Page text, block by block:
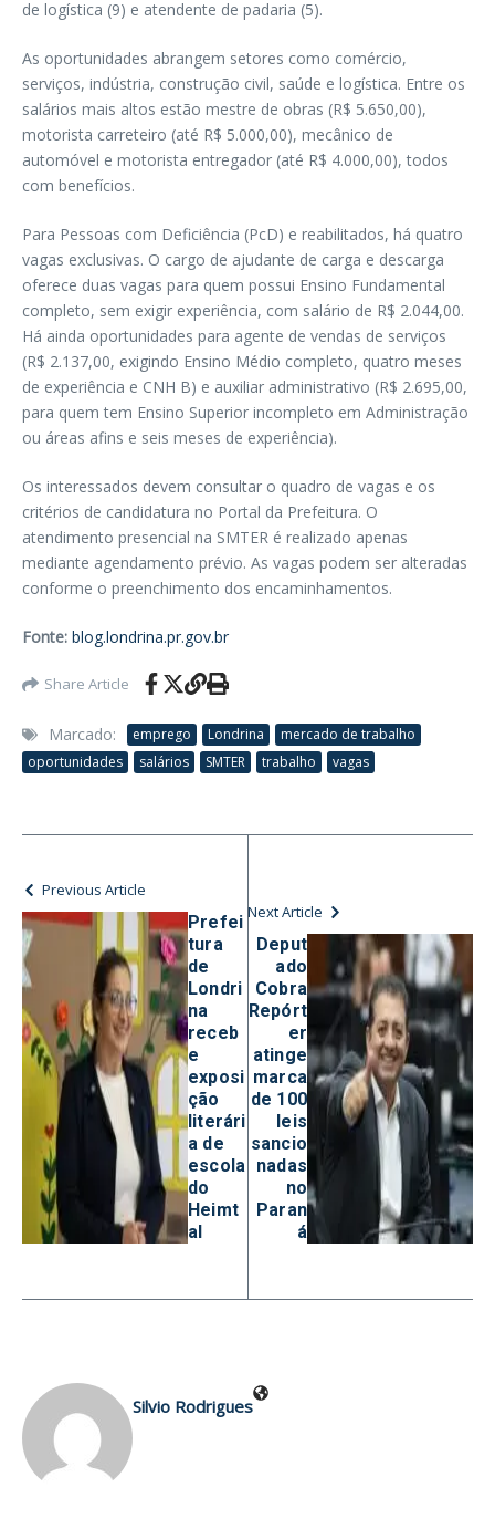
de logística (9) e atendente de padaria (5).
As oportunidades abrangem setores como comércio,
serviços, indústria, construção civil, saúde e logística. Entre os
salários mais altos estão mestre de obras (R$ 5.650,00),
motorista carreteiro (até R$ 5.000,00), mecânico de
automóvel e motorista entregador (até R$ 4.000,00), todos
com benefícios.
Para Pessoas com Deficiência (PcD) e reabilitados, há quatro
vagas exclusivas. O cargo de ajudante de carga e descarga
oferece duas vagas para quem possui Ensino Fundamental
completo, sem exigir experiência, com salário de R$ 2.044,00.
Há ainda oportunidades para agente de vendas de serviços
(R$ 2.137,00, exigindo Ensino Médio completo, quatro meses
de experiência e CNH B) e auxiliar administrativo (R$ 2.695,00,
para quem tem Ensino Superior incompleto em Administração
ou áreas afins e seis meses de experiência).
Os interessados devem consultar o quadro de vagas e os
critérios de candidatura no Portal da Prefeitura. O
atendimento presencial na SMTER é realizado apenas
mediante agendamento prévio. As vagas podem ser alteradas
conforme o preenchimento dos encaminhamentos.
Fonte: blog.londrina.pr.gov.br
Share Article
Marcado: emprego Londrina
mercado de trabalho
oportunidades
salários SMTER trabalho vagas
Previous Article
Prefei
tura
de
Londri
na
receb
e
exposi
ção
literári
a de
escola
do
Heimt
al
Next Article
Deput
ado
Cobra
Repórt
er
atinge
marca
de 100
leis
sancio
nadas
no
Paran
á
Silvio Rodrigues